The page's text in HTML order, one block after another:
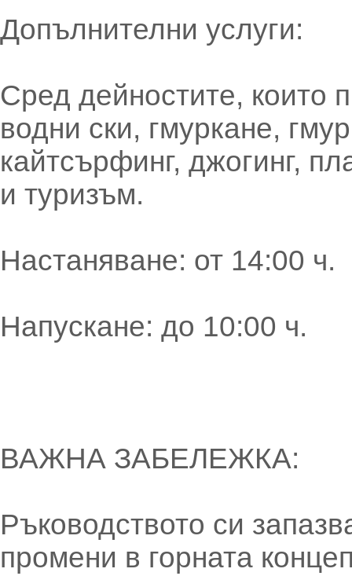
Допълнителни услуги:
Сред дейностите, които
водни ски, гмуркане,
кайтсърфинг, джогинг,
и туризъм.
Настаняване: от 14:00 ч.
Напускане: до 10:00 ч.
ВАЖНА ЗАБЕЛЕЖКА:
Ръководството си
промени в горната